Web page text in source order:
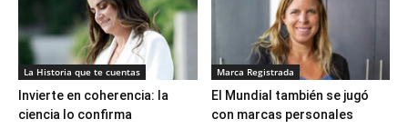
La Historia que te cuentas
Invierte en coherencia: la
ciencia lo confirma
Marca Registrada
El Mundial también se jugó
con marcas personales